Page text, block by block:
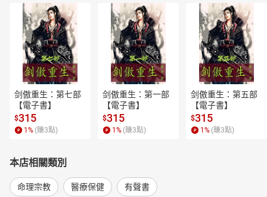
剑傲重生：第七部
【電子書】
$315
1 % (賺3點)
剑傲重生：第一部
【電子書】
$315
1 % (賺3點)
剑傲重生：第五部
【電子書】
$315
1 % (賺3點)
本店相關類別
命理宗教 醫療保健 有聲書